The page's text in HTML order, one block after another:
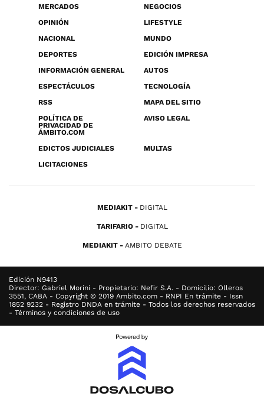
MERCADOS
NEGOCIOS
OPINIÓN
LIFESTYLE
NACIONAL
MUNDO
DEPORTES
EDICIÓN IMPRESA
INFORMACIÓN GENERAL
AUTOS
ESPECTÁCULOS
TECNOLOGÍA
RSS
MAPA DEL SITIO
POLÍTICA DE
PRIVACIDAD DE
ÁMBITO.COM
AVISO LEGAL
EDICTOS JUDICIALES
MULTAS
LICITACIONES
MEDIAKIT DIGITAL
TARIFARIO DIGITAL
MEDIAKIT AMBITO DEBATE
Edición N9413
Director: Gabriel Morini - Propietario: Nefir S.A. - Domicilio: Olleros
3551, CABA - Copyright © 2019 Ambito.com - RNPI En trámite - Issn
1852 9232 - Registro DNDA en trámite - Todos los derechos reservados
- Términos y condiciones de uso